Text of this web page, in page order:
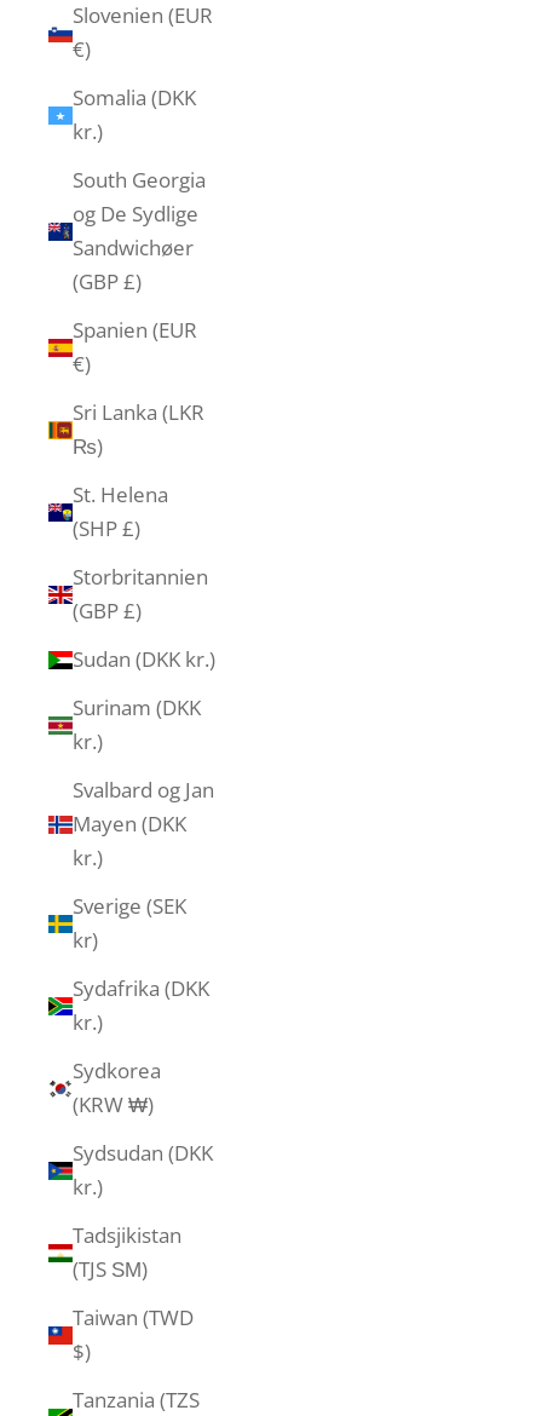
Slovenien (EUR
€)
Somalia (DKK
kr.)
South Georgia
og De Sydlige
Sandwichøer
(GBP £)
Spanien (EUR
€)
Sri Lanka (LKR
₨)
St. Helena
(SHP £)
Storbritannien
(GBP £)
Sudan (DKK kr.)
Surinam (DKK
kr.)
Svalbard og Jan
Mayen (DKK
kr.)
Sverige (SEK
kr)
Sydafrika (DKK
kr.)
Sydkorea
(KRW ₩)
Sydsudan (DKK
kr.)
Tadsjikistan
(TJS ЅМ)
Taiwan (TWD
$)
Tanzania (TZS